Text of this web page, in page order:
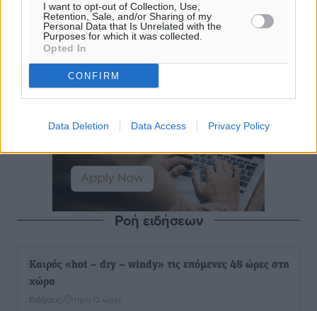
I want to opt-out of Collection, Use,
Retention, Sale, and/or Sharing of my
Personal Data that Is Unrelated with the
Purposes for which it was collected.
Opted In
CONFIRM
Data Deletion Data Access Privacy Policy
Ροή ειδήσεων
Καιρός «hot – dry – windy» τις επόμενες 48 ώρες στη
χώρα
Ειδήσεις πριν 12 ώρες